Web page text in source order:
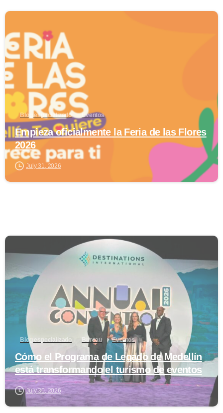
Blog especializado Eventos
Empieza oficialmente la Feria de las Flores
2026
July 31, 2026
Blog especializado Bureau Eventos
Cómo el Programa de Legado de Medellín
está transformando el turismo de eventos
July 30, 2026